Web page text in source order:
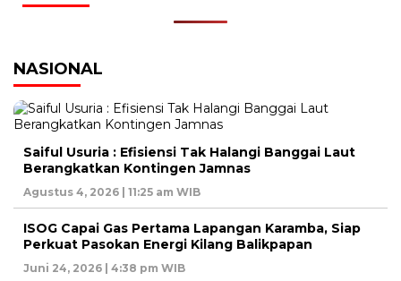
NASIONAL
Saiful Usuria : Efisiensi Tak Halangi Banggai Laut
Berangkatkan Kontingen Jamnas
Agustus 4, 2026 | 11:25 am WIB
ISOG Capai Gas Pertama Lapangan Karamba, Siap
Perkuat Pasokan Energi Kilang Balikpapan
Juni 24, 2026 | 4:38 pm WIB